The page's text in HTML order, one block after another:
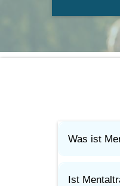
Was ist
Es geht
Ist